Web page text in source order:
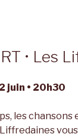
• Les
juin • 20h30
les